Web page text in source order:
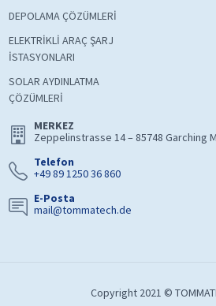
DEPOLAMA ÇÖZÜMLERİ
ELEKTRİKLİ ARAÇ ŞARJ
İSTASYONLARI
SOLAR AYDINLATMA
ÇÖZÜMLERİ
MERKEZ
Zeppelinstrasse 14 – 85748 Garching
Telefon
+49 89 1250 36 860
E-Posta
mail@tommatech.de
Copyright 2021 ©